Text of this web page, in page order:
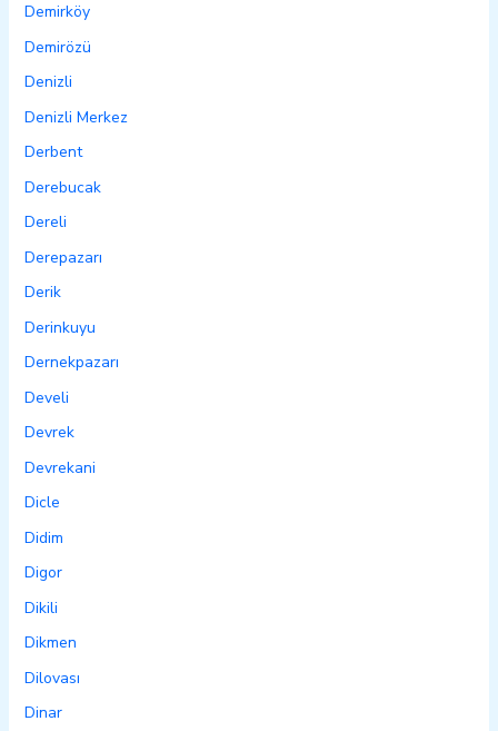
Demirköy
Demirözü
Denizli
Denizli Merkez
Derbent
Derebucak
Dereli
Derepazarı
Derik
Derinkuyu
Dernekpazarı
Develi
Devrek
Devrekani
Dicle
Didim
Digor
Dikili
Dikmen
Dilovası
Dinar